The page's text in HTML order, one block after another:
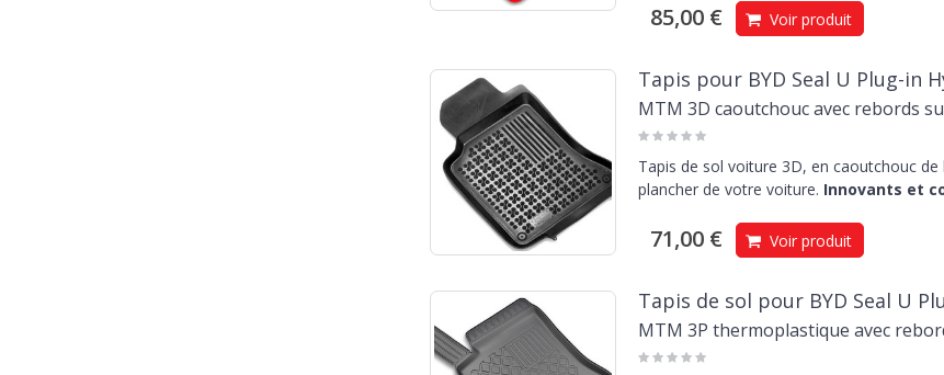
85,00 € Voir produit
Tapis pour BYD Seal U Plug-in
MTM 3D caoutchouc avec rebords
Tapis de sol voiture 3D, en caoutchouc
plancher de votre voiture. Innovants et
71,00 € Voir produit
Tapis de sol pour BYD Seal U
MTM 3P thermoplastique avec